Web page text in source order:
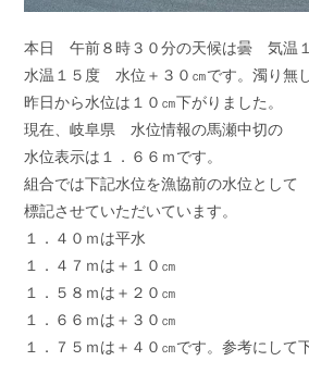
本日 午前８時３０分の天候は曇 気温
水温１５度 水位＋３０㎝です。濁り無し
昨日から水位は１０㎝下がりました。
現在、岐阜県 水位情報の馬瀬中切の
水位表示は１．６６ｍです。
組合では下記水位を漁協前の水位として
標記させていただいています。
１．４０ｍは平水
１．４７ｍは＋１０㎝
１．５８ｍは＋２０㎝
１．６６ｍは＋３０㎝
１．７５ｍは＋４０㎝です。参考にして